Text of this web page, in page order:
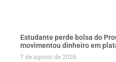
Estudante perde bolsa do
movimentou dinheiro em
7 de agosto de 2026